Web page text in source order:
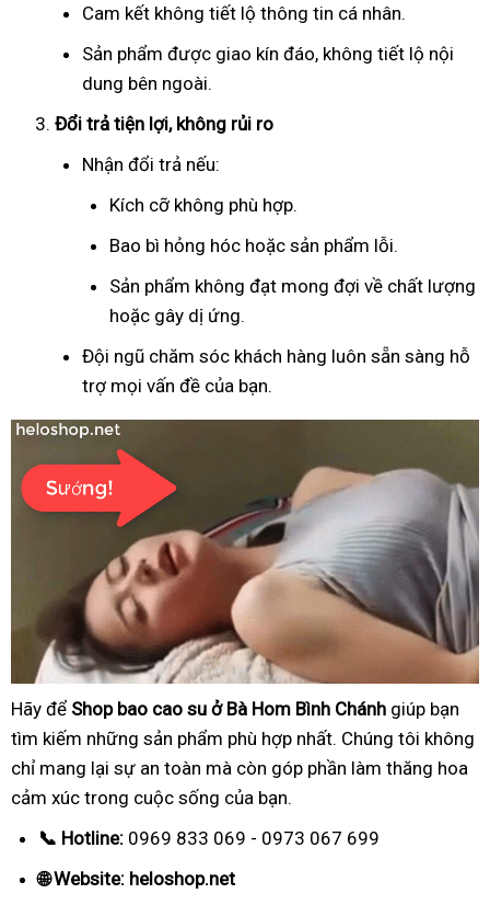
Cam kết không tiết lộ thông tin cá nhân.
Sản phẩm được giao kín đáo, không tiết lộ nội
dung bên ngoài.
Đổi trả tiện lợi, không rủi ro
Nhận đổi trả nếu:
Kích cỡ không phù hợp.
Bao bì hỏng hóc hoặc sản phẩm lỗi.
Sản phẩm không đạt mong đợi về chất lượng
hoặc gây dị ứng.
Đội ngũ chăm sóc khách hàng luôn sẵn sàng hỗ
trợ mọi vấn đề của bạn.
Hãy để Shop bao cao su ở Bà Hom Bình Chánh giúp bạn
tìm kiếm những sản phẩm phù hợp nhất. Chúng tôi không
chỉ mang lại sự an toàn mà còn góp phần làm thăng hoa
cảm xúc trong cuộc sống của bạn.
📞 Hotline: 0969 833 069 - 0973 067 699
🌐 Website: heloshop.net